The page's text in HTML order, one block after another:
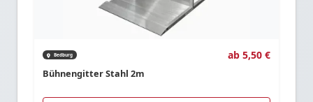
Bedburg ab 5,50 €
Bühnengitter Stahl 2m